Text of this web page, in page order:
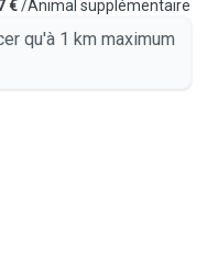
€/Animal supplémentaire
qu'à 1 km maximum